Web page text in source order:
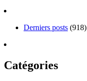
Derniers posts (918)
Catégories